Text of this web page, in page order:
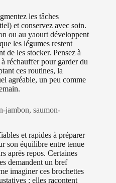
les tâches
et conservez avec soin.
ou au yaourt développent
les légumes restent
de les stocker. Pensez à
réchauffer pour garder du
ces routines, la
agréable, un peu comme
jambon, saumon-
et rapides à préparer
son équilibre entre tenue
après repos. Certaines
demandent un bref
imaginer ces brochettes
: elles racontent